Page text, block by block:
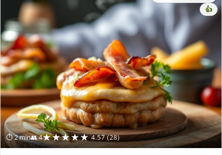
⏱ 2 min👥 4★★★★★ 4.57 (28)
👍